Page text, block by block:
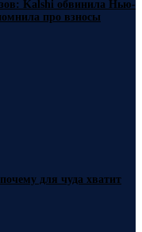
Kalshi обвинила Нью-
про взносы
для чуда хватит